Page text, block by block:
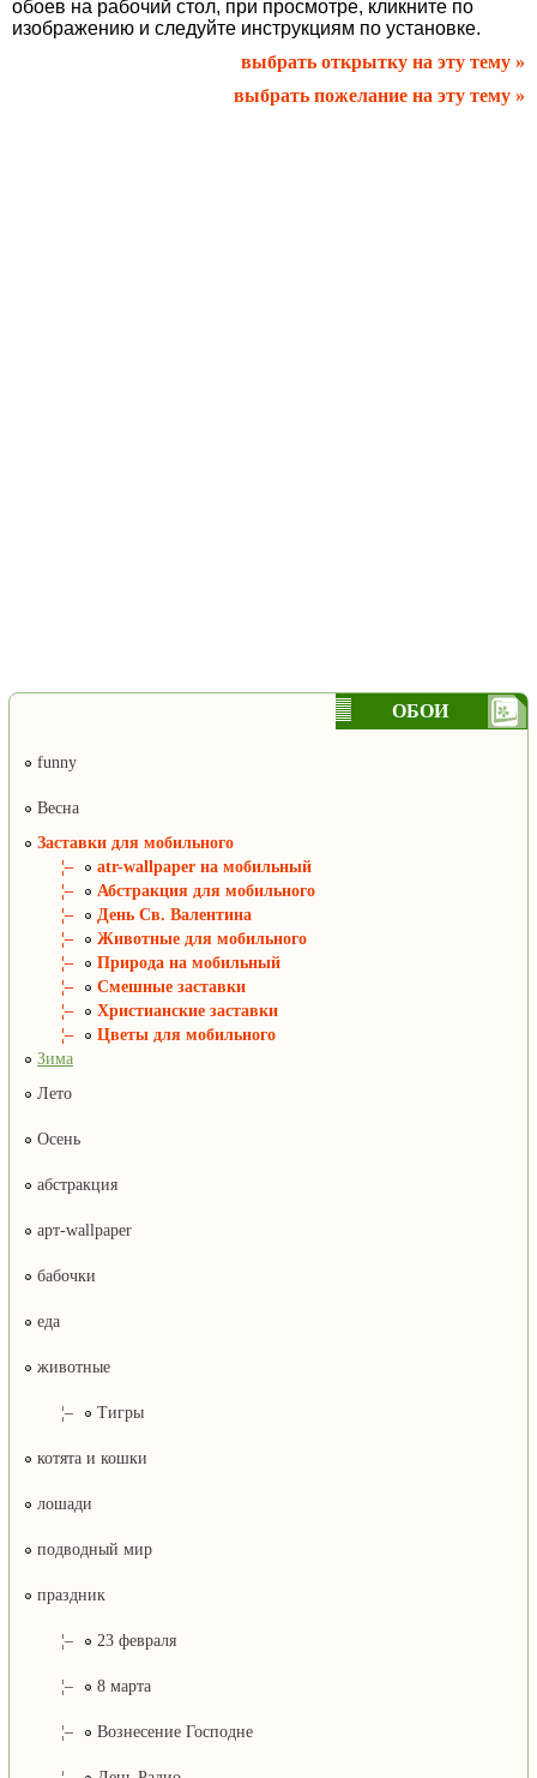
обоев на рабочий стол, при просмотре, кликните по
изображению и следуйте инструкциям по установке.
выбрать открытку на эту тему »
выбрать пожелание на эту тему »
ОБОИ
funny
Весна
Заставки для мобильного
¦–
atr-wallpaper на мобильный
¦–
Абстракция для мобильного
¦–
День Св. Валентина
¦–
Животные для мобильного
¦–
Природа на мобильный
¦–
Смешные заставки
¦–
Христианские заставки
¦–
Цветы для мобильного
Зима
Лето
Осень
абстракция
арт-wallpaper
бабочки
еда
животные
¦– Тигры
котята и кошки
лошади
подводный мир
праздник
¦– 23 февраля
¦– 8 марта
¦– Вознесение Господне